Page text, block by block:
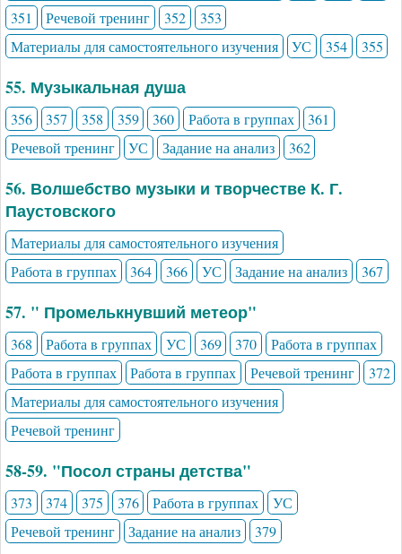
351
Речевой тренинг 352
353
Материалы для самостоятельного изучения
УС 354 355
55. Музыкальная душа
356 357 358 359 360 Работа в группах
361
Речевой тренинг
УС Задание на анализ 362
56. Волшебство музыки и творчестве К. Г.
Паустовского
Материалы для самостоятельного изучения
Работа в группах
364 366 УС Задание на анализ 367
57. " Промелькнувший метеор"
368 Работа в группах УС 369 370
Работа в группах
Работа в группах
Работа в группах Речевой тренинг
372
Материалы для самостоятельного изучения
Речевой тренинг
58-59. "Посол страны детства"
373 374 375 376 Работа в группах
УС
Речевой тренинг
Задание на анализ 379